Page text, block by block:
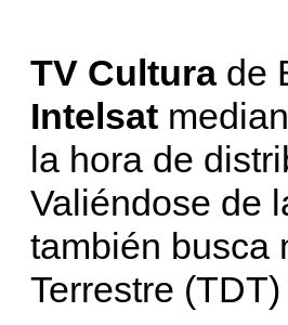
TV Cultura de
Intelsat
la hora de
Valiéndose de
también busca
Terrestre